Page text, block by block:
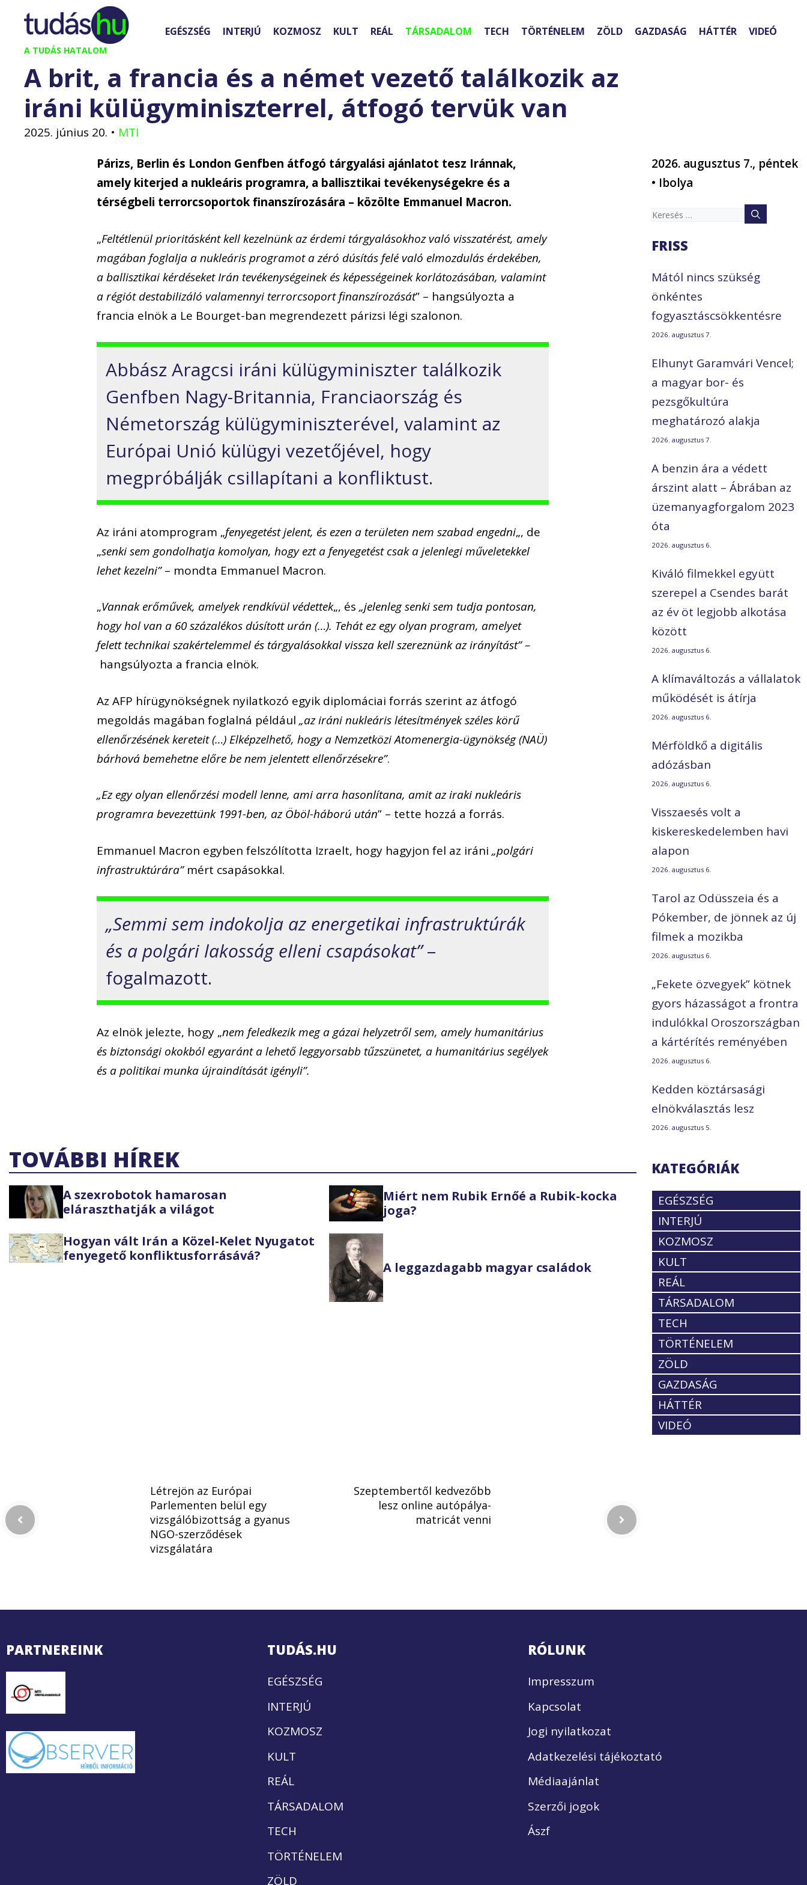
Kilépés
tartalomba
A TUDÁS HATALOM
EGÉSZSÉG INTERJÚ KOZMOSZ KULT REÁL TÁRSADALOM TECH TÖRTÉNELEM ZÖLD GAZDASÁG HÁTTÉR VIDEÓ
A brit, a francia és a német vezető találkozik az
iráni külügyminiszterrel, átfogó tervük van
2025. június 20. • MTI
Párizs, Berlin és London Genfben átfogó tárgyalási ajánlatot tesz Iránnak,
amely kiterjed a nukleáris programra, a ballisztikai tevékenységekre és a
térségbeli terrorcsoportok finanszírozására – közölte Emmanuel Macron.
„Feltétlenül prioritásként kell kezelnünk az érdemi tárgyalásokhoz való visszatérést, amely
magában foglalja a nukleáris programot a zéró dúsítás felé való elmozdulás érdekében,
a ballisztikai kérdéseket Irán tevékenységeinek és képességeinek korlátozásában, valamint
a régiót destabilizáló valamennyi terrorcsoport finanszírozását” – hangsúlyozta a
francia elnök a Le Bourget-ban megrendezett párizsi légi szalonon.
Abbász Aragcsi iráni külügyminiszter találkozik
Genfben Nagy-Britannia, Franciaország és
Németország külügyminiszterével, valamint az
Európai Unió külügyi vezetőjével, hogy
megpróbálják csillapítani a konfliktust.
Az iráni atomprogram „fenyegetést jelent, és ezen a területen nem szabad engedni„, de
„senki sem gondolhatja komolyan, hogy ezt a fenyegetést csak a jelenlegi műveletekkel
lehet kezelni”– mondta Emmanuel Macron.
„Vannak erőművek, amelyek rendkívül védettek„, és„jelenleg senki sem tudja pontosan,
hogy hol van a 60 százalékos dúsított urán (…). Tehát ez egy olyan program, amelyet
felett technikai szakértelemmel és tárgyalásokkal vissza kell szereznünk az irányítást” –
hangsúlyozta a francia elnök.
Az AFP hírügynökségnek nyilatkozó egyik diplomáciai forrás szerint az átfogó
megoldás magában foglalná például„az iráni nukleáris létesítmények széles körű
ellenőrzésének kereteit (…) Elképzelhető, hogy a Nemzetközi Atomenergia-ügynökség (NAÜ)
bárhová bemehetne előre be nem jelentett ellenőrzésekre”.
„Ez egy olyan ellenőrzési modell lenne, ami arra hasonlítana, amit az iraki nukleáris
programra bevezettünk 1991-ben, az Öböl-háború után” – tette hozzá a forrás.
Emmanuel Macron egyben felszólította Izraelt, hogy hagyjon fel az iráni„polgári
infrastruktúrára” mért csapásokkal.
„Semmi sem indokolja az energetikai infrastruktúrák
és a polgári lakosság elleni csapásokat”–
fogalmazott.
Az elnök jelezte, hogy „nem feledkezik meg a gázai helyzetről sem, amely humanitárius
és biztonsági okokból egyaránt a lehető leggyorsabb tűzszünetet, a humanitárius segélyek
és a politikai munka újraindítását igényli”.
TOVÁBBI HÍREK
A szexrobotok hamarosan
eláraszthatják a világot
Miért nem Rubik Ernőé a Rubik-kocka
joga?
Hogyan vált Irán a Közel-Kelet Nyugatot
fenyegető konfliktusforrásává?
A leggazdagabb magyar családok
2026. augusztus 7., péntek
• Ibolya
Keresés:
FRISS
Mától nincs szükség
önkéntes
fogyasztáscsökkentésre
2026. augusztus 7.
Elhunyt Garamvári Vencel;
a magyar bor- és
pezsgőkultúra
meghatározó alakja
2026. augusztus 7.
A benzin ára a védett
árszint alatt – Ábrában az
üzemanyagforgalom 2023
óta
2026. augusztus 6.
Kiváló filmekkel együtt
szerepel a Csendes barát
az év öt legjobb alkotása
között
2026. augusztus 6.
A klímaváltozás a vállalatok
működését is átírja
2026. augusztus 6.
Mérföldkő a digitális
adózásban
2026. augusztus 6.
Visszaesés volt a
kiskereskedelemben havi
alapon
2026. augusztus 6.
Tarol az Odüsszeia és a
Pókember, de jönnek az új
filmek a mozikba
2026. augusztus 6.
„Fekete özvegyek” kötnek
gyors házasságot a frontra
indulókkal Oroszországban
a kártérítés reményében
2026. augusztus 6.
Kedden köztársasági
elnökválasztás lesz
2026. augusztus 5.
KATEGÓRIÁK
EGÉSZSÉG
INTERJÚ
KOZMOSZ
KULT
REÁL
TÁRSADALOM
TECH
TÖRTÉNELEM
ZÖLD
GAZDASÁG
HÁTTÉR
VIDEÓ
Létrejön az Európai
Parlementen belül egy
vizsgálóbizottság a gyanus
NGO-szerződések
vizsgálatára
Szeptembertől kedvezőbb
lesz online autópálya-
matricát venni
PARTNEREINK TUDÁS.HU
EGÉSZSÉG
INTERJÚ
KOZMOSZ
KULT
REÁL
TÁRSADALOM
TECH
TÖRTÉNELEM
ZÖLD
RÓLUNK
Impresszum
Kapcsolat
Jogi nyilatkozat
Adatkezelési tájékoztató
Médiaajánlat
Szerzői jogok
Ászf